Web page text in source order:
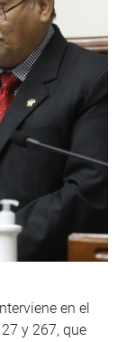
en el
y 267, que